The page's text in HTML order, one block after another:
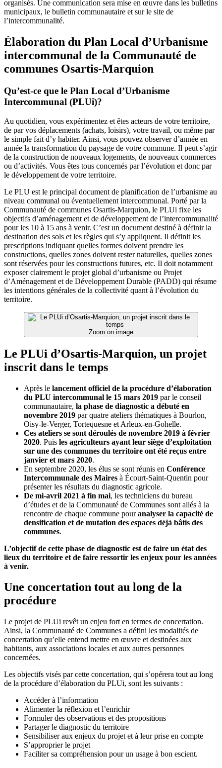
organisés. Une communication sera mise en œuvre dans les bulletins
municipaux, le bulletin communautaire et sur le site de
l’intercommunalité.
Élaboration du Plan Local d’Urbanisme
intercommunal de la Communauté de
communes Osartis-Marquion
Qu’est-ce que le Plan Local d’Urbanisme
Intercommunal (PLUi)?
Au quotidien, vous expérimentez et êtes acteurs de votre territoire,
de par vos déplacements (achats, loisirs), votre travail, ou même par
le simple fait d’y habiter. Ainsi, vous pouvez observer d’année en
année la transformation du paysage de votre commune. Il peut s’agir
de la construction de nouveaux logements, de nouveaux commerces
ou d’activités. Vous êtes tous concernés par l’évolution et donc par
le développement de votre territoire.
Le PLU est le principal document de planification de l’urbanisme au
niveau communal ou éventuellement intercommunal. Porté par la
Communauté de communes Osartis-Marquion, le PLUi fixe les
objectifs d’aménagement et de développement de l’intercommunalité
pour les 10 à 15 ans à venir. C’est un document destiné à définir la
destination des sols et les règles qui s’y appliquent. Il définit les
prescriptions indiquant quelles formes doivent prendre les
constructions, quelles zones doivent rester naturelles, quelles zones
sont réservées pour les constructions futures, etc. Il doit notamment
exposer clairement le projet global d’urbanisme ou Projet
d’Aménagement et de Développement Durable (PADD) qui résume
les intentions générales de la collectivité quant à l’évolution du
territoire.
Zoom on image
Le PLUi d’Osartis-Marquion, un projet
inscrit dans le temps
Après le lancement officiel de la procédure d’élaboration
du PLU intercommunal le 15 mars 2019 par le conseil
communautaire, la phase de diagnostic a débuté en
novembre 2019 par quatre ateliers thématiques à Bourlon,
Oisy-le-Verger, Tortequesne et Arleux-en-Gohelle.
Ces ateliers se sont déroulés de novembre 2019 à février
2020. Puis les agriculteurs ayant leur siège d’exploitation
sur une des communes du territoire ont été reçus entre
janvier et mars 2020.
En septembre 2020, les élus se sont réunis en Conférence
Intercommunale des Maires à Écourt-Saint-Quentin pour
présenter les résultats du diagnostic agricole.
De mi-avril 2021 à fin mai, les techniciens du bureau
d’études et de la Communauté de Communes sont allés à la
rencontre de chaque commune pouranalyser la capacité de
densification et de mutation des espaces déjà bâtis des
communes.
L’objectif de cette phase de diagnostic est de faire un état des
lieux du territoire et de faire ressortir les enjeux pour les années
à venir.
Une concertation tout au long de la
procédure
Le projet de PLUi revêt un enjeu fort en termes de concertation.
Ainsi, la Communauté de Communes a défini les modalités de
concertation qu’elle entend mettre en œuvre et destinées aux
habitants, aux associations locales et aux autres personnes
concernées.
Les objectifs visés par cette concertation, qui s’opérera tout au long
de la procédure d’élaboration du PLUi, sont les suivants :
Accéder à l’information
Alimenter la réflexion et l’enrichir
Formuler des observations et des propositions
Partager le diagnostic du territoire
Sensibiliser aux enjeux du projet et à leur prise en compte
S’approprier le projet
Faciliter sa compréhension pour un usage à bon escient.